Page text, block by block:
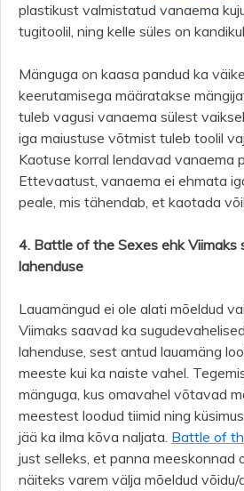
plastikust valmistatud vanaema
tugitoolil, ning kelle süles on
Mänguga on kaasa pandud ka
keerutamisega määratakse
tuleb vagusi vanaema sülest
iga maiustuse võtmist tuleb toolil
Kaotuse korral lendavad vanaema
Ettevaatust, vanaema ei ehmata
peale, mis tähendab, et kaotada
4. Battle of the Sexes ehk Viimaks
lahenduse
Lauamängud ei ole alati mõeldud
Viimaks saavad ka
lahenduse, sest antud lauamäng
meeste kui ka naiste vahel.
mänguga, kus omavahel võtavad
meestest loodud tiimid ning
jää ka ilma kõva naljata. Battle of
just selleks, et panna meeskonnad
näiteks varem välja mõeldud võidu/